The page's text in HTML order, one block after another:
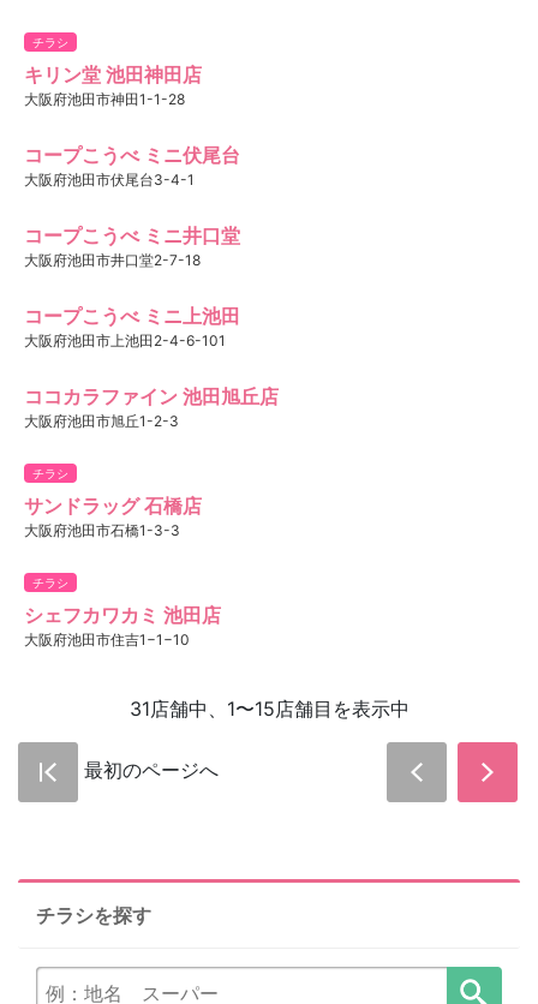
チラシ
キリン堂 池田神田店
大阪府池田市神田1-1-28
コープこうべ ミニ伏尾台
大阪府池田市伏尾台3-4-1
コープこうべ ミニ井口堂
大阪府池田市井口堂2-7-18
コープこうべ ミニ上池田
大阪府池田市上池田2-4-6-101
ココカラファイン 池田旭丘店
大阪府池田市旭丘1-2-3
チラシ
サンドラッグ 石橋店
大阪府池田市石橋1-3-3
チラシ
シェフカワカミ 池田店
大阪府池田市住吉1−1−10
31店舗中、1〜15店舗目を表示中
最初のページへ
チラシを探す